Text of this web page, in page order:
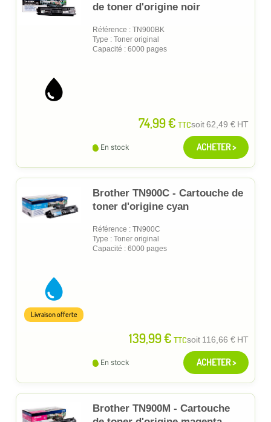
de toner d'origine noir
Référence : TN900BK
Type : Toner original
Capacité : 6000 pages
74,99 € TTCsoit62,49 € HT
En stock ACHETER >
Brother TN900C - Cartouche de
toner d'origine cyan
Référence : TN900C
Type : Toner original
Capacité : 6000 pages
139,99 € TTCsoit 116,66 € HT
Livraison offerte
En stock ACHETER >
Brother TN900M - Cartouche